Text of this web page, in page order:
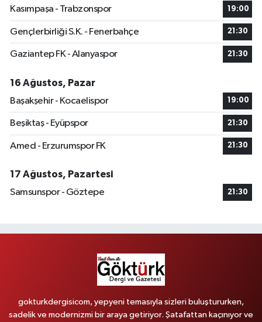
Kasımpaşa - Trabzonspor 19:00
Gençlerbirliği S.K. - Fenerbahçe 21:30
Gaziantep FK - Alanyaspor 21:30
16 Ağustos, Pazar
Başakşehir - Kocaelispor
19:00
Beşiktaş - Eyüpspor 21:30
Amed - Erzurumspor FK 21:30
17 Ağustos, Pazartesi
Samsunspor - Göztepe
21:30
gokturkdergisicom, yepyeni temasıyla sizleri buluştururken,
sadelik ve modernizmi bir araya getiriyor. Şatafattan kaçınıyor ve